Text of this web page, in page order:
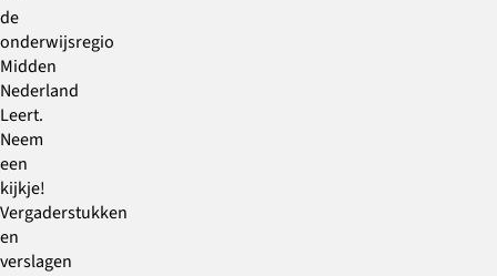
de
onderwijsregio
Midden
Nederland
Leert.
Neem
een
kijkje!
Vergaderstukken
en
verslagen